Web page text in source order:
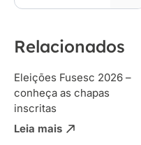
Relacionados
Eleições Fusesc 2026 –
conheça as chapas
inscritas
Leia mais